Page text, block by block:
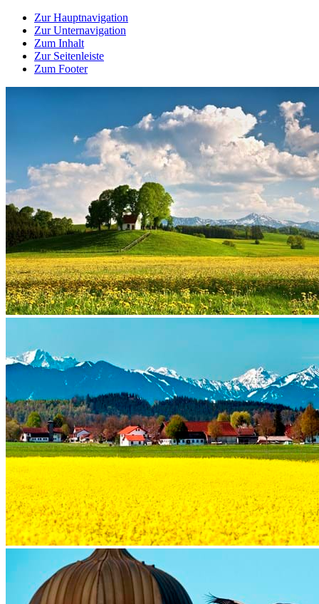
Zur Hauptnavigation
Zur Unternavigation
Zum Inhalt
Zur Seitenleiste
Zum Footer